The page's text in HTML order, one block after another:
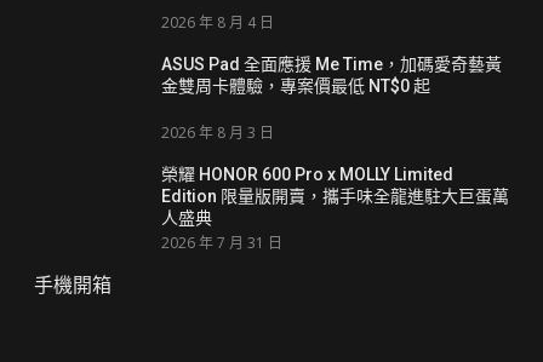
2026 年 8 月 4 日
ASUS Pad 全面應援 Me Time，加碼愛奇藝黃
金雙周卡體驗，專案價最低 NT$0 起
2026 年 8 月 3 日
榮耀 HONOR 600 Pro x MOLLY Limited
Edition 限量版開賣，攜手味全龍進駐大巨蛋萬
人盛典
2026 年 7 月 31 日
手機開箱